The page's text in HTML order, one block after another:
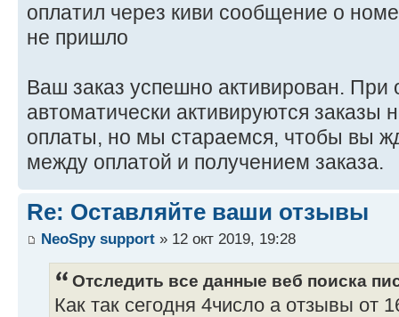
оплатил через киви сообщение о
не пришло
Ваш заказ успешно активирован. При
автоматически активируются заказы
оплаты, но мы стараемся, чтобы вы
между оплатой и получением заказа.
Re: Оставляйте ваши отзывы
NeoSpy support » 12 окт 2019, 19:28
Отследить все данные веб поиска
Как так сегодня 4число а отзывы от